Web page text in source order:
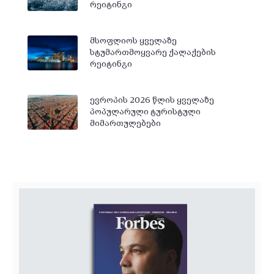
რეიტინგი
მსოფლიოს ყველაზე
სტუმართმოყვარე ქალაქების
რეიტინგი
ევროპის 2026 წლის ყველაზე
პოპულარული ტურისტული
მიმართულებები